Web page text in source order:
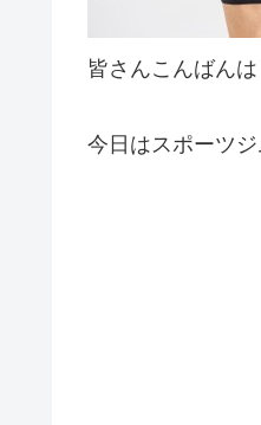
皆さんこんばんは
今日はスポーツ